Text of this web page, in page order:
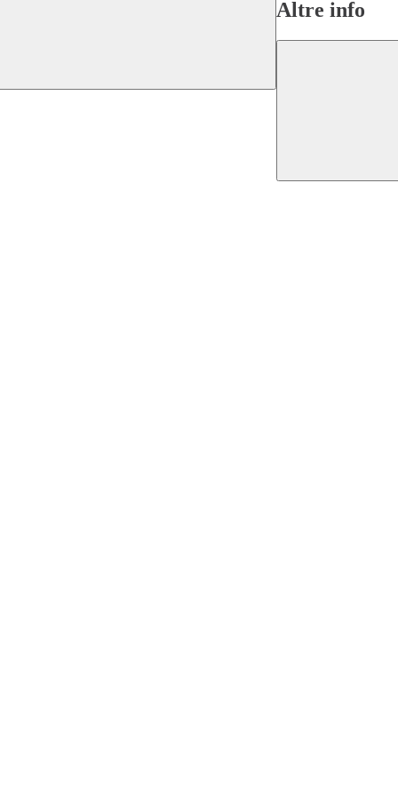
Altre info